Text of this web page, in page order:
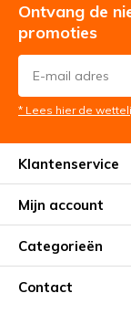
Ontvang de
promoties
* Lees hier de
Klantenservice
Mijn account
Categorieën
Contact